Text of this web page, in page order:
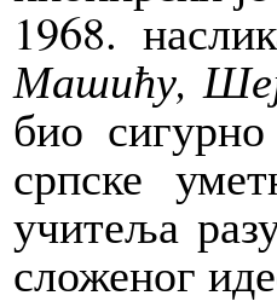
1968.
Машићу,
био сигурно
српске
учитеља
сложеног